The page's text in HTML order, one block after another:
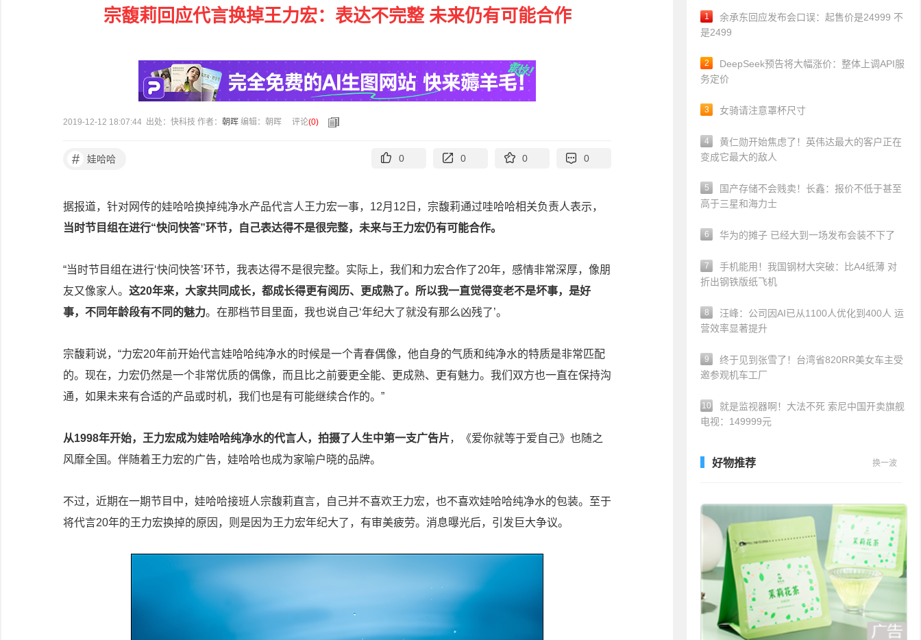
宗馥莉回应代言换掉王力宏：表达不完整 未来仍有可能合作
2019-12-12 18:07:44 出处：快科技 作者： 朝晖 编辑：朝晖 评论(0)
# 娃哈哈 0 0 0 0
据报道，针对网传的娃哈哈换掉纯净水产品代言人王力宏一事，12月12日，宗馥莉通过哇哈哈相关负责人表示，
当时节目组在进行“快问快答”环节，自己表达得不是很完整，未来与王力宏仍有可能合作。
“当时节目组在进行‘快问快答’环节，我表达得不是很完整。实际上，我们和力宏合作了20年，感情非常深厚，像朋
友又像家人。 这20年来，大家共同成长，都成长得更有阅历、更成熟了。所以我一直觉得变老不是坏事，是好
事，不同年龄段有不同的魅力。在那档节目里面，我也说自己‘年纪大了就没有那么凶残了’。
宗馥莉说，“力宏20年前开始代言娃哈哈纯净水的时候是一个青春偶像，他自身的气质和纯净水的特质是非常匹配
的。现在，力宏仍然是一个非常优质的偶像，而且比之前要更全能、更成熟、更有魅力。我们双方也一直在保持沟
通，如果未来有合适的产品或时机，我们也是有可能继续合作的。”
从1998年开始，王力宏成为娃哈哈纯净水的代言人，拍摄了人生中第一支广告片，《爱你就等于爱自己》也随之
风靡全国。伴随着王力宏的广告，娃哈哈也成为家喻户晓的品牌。
不过，近期在一期节目中，娃哈哈接班人宗馥莉直言，自己并不喜欢王力宏，也不喜欢娃哈哈纯净水的包装。至于
将代言20年的王力宏换掉的原因，则是因为王力宏年纪大了，有审美疲劳。消息曝光后，引发巨大争议。
1
余承东回应发布会口误：起售价是24999 不
是2499
2
DeepSeek预告将大幅涨价：整体上调API服
务定价
3 女骑请注意罩杯尺寸
4
黄仁勋开始焦虑了！英伟达最大的客户正在
变成它最大的敌人
5
国产存储不会贱卖！长鑫：报价不低于甚至
高于三星和海力士
6 华为的摊子 已经大到一场发布会装不下了
7
手机能用！我国钢材大突破：比A4纸薄 对
折出钢铁版纸飞机
8
汪峰：公司因AI已从1100人优化到400人 运
营效率显著提升
9
终于见到张雪了！台湾省820RR美女车主受
邀参观机车工厂
10
就是监视器啊！大法不死 索尼中国开卖旗舰
电视：149999元
好物推荐 换一波